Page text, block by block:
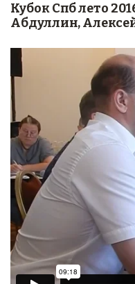
Кубок Спб лето
Абдуллин,